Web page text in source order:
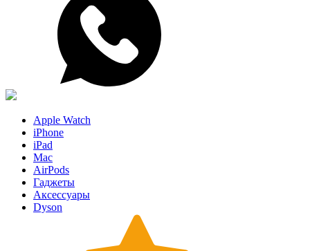
Apple Watch
iPhone
iPad
Mac
AirPods
Гаджеты
Аксессуары
Dyson